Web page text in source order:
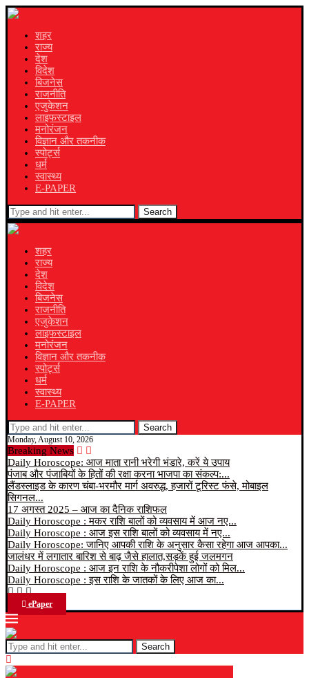
शहर
राज्य
देश
विदेश
बिजनेस
राजनीति
एजुकेशन
लाइफस्टाइल
मनोरंजन
विज्ञान और तकनीक
स्पोर्ट्स
धर्म
स्वास्थ्य
E-PAPER
Search
शहर
राज्य
देश
विदेश
बिजनेस
राजनीति
एजुकेशन
लाइफस्टाइल
मनोरंजन
विज्ञान और तकनीक
स्पोर्ट्स
धर्म
स्वास्थ्य
E-PAPER
Search
Monday, August 10, 2026
Breaking News
Daily Horoscope: आज माता रानी भरेगी भंडारे, करें ये उपाय
पंजाब और पंजाबियों के हितों की रक्षा करना भाजपा का संकल्प:...
लैंडस्लाइड के कारण चंबा-भरमौर मार्ग अवरुद्ध, हजारों टूरिस्ट फंसे, मोबाइल
सिगनल...
17 अगस्त 2025 – आज का दैनिक राशिफल
Daily Horoscope : मकर राशि बालों को व्यवसाय में आज नए...
Daily Horoscope : आज इस राशि बालों को व्यवसाय में नए...
Daily Horoscope: जानिए आपकी राशि के अनुसार कैसा रहेगा आज आपका...
जालंधर में लगातार बारिश से बाढ़ जैसे हालात,सड़कें हुई जलमगन
Daily Horoscope : आज इन राशि के नौकरीपेशा लोगों को मिल...
Daily Horoscope : इस राशि के जातकों के लिए आज का...
ePaper
Search